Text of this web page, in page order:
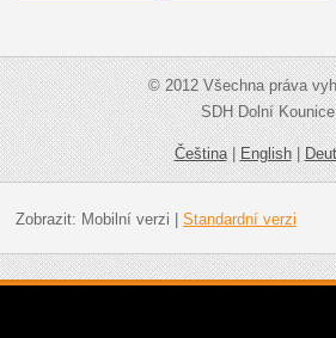
© 2012 Všechna práva
SDH Dolní Kounice
Čeština|English|
Zobrazit: Mobilní verzi Standardní verzi